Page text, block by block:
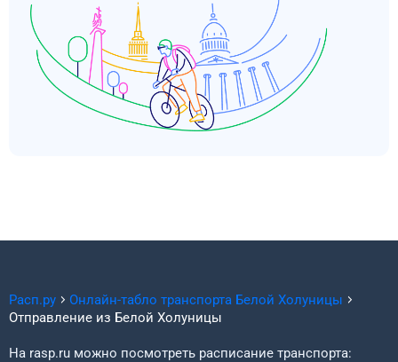
Расп.ру Онлайн-табло транспорта Белой Холуницы
Отправление из Белой Холуницы
На rasp.ru можно посмотреть расписание транспорта: